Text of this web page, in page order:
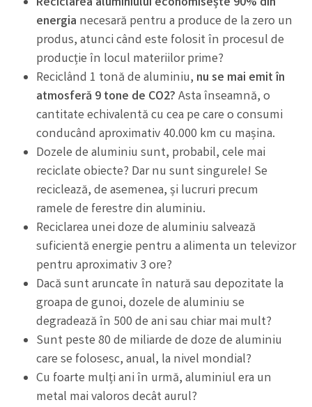
energia necesară pentru a produce de la zero un
produs, atunci când este folosit în procesul de
producție în locul materiilor prime?
Reciclând 1 tonă de aluminiu, nu se mai emit în
atmosferă 9 tone de CO2?Asta înseamnă, o
cantitate echivalentă cu cea pe care o consumi
conducând aproximativ 40.000 km cu mașina.
Dozele de aluminiu sunt, probabil, cele mai
reciclate obiecte? Dar nu sunt singurele! Se
reciclează, de asemenea, și lucruri precum
ramele de ferestre din aluminiu.
Reciclarea unei doze de aluminiu salvează
suficientă energie pentru a alimenta un televizor
pentru aproximativ 3 ore?
Dacă sunt aruncate în natură sau depozitate la
groapa de gunoi, dozele de aluminiu se
degradează în 500 de ani sau chiar mai mult?
Sunt peste 80 de miliarde de doze de aluminiu
care se folosesc, anual, la nivel mondial?
Cu foarte mulți ani în urmă, aluminiul era un
metal mai valoros decât aurul?